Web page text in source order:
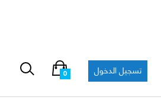
تسجيل الدخول 0